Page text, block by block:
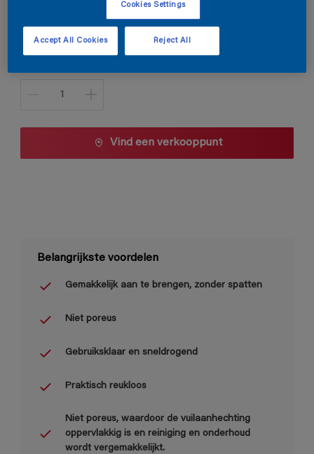
1 L
1 L
Vind een verkooppunt
Belangrijkste voordelen
Gemakkelijk aan te brengen, zonder spatten
Niet poreus
Gebruiksklaar en sneldrogend
Praktisch reukloos
Niet poreus, waardoor de vuilaanhechting
oppervlakkig is en reiniging en onderhoud
wordt vergemakkelijkt.
Cookies Settings
Reject All
Accept All Cookies